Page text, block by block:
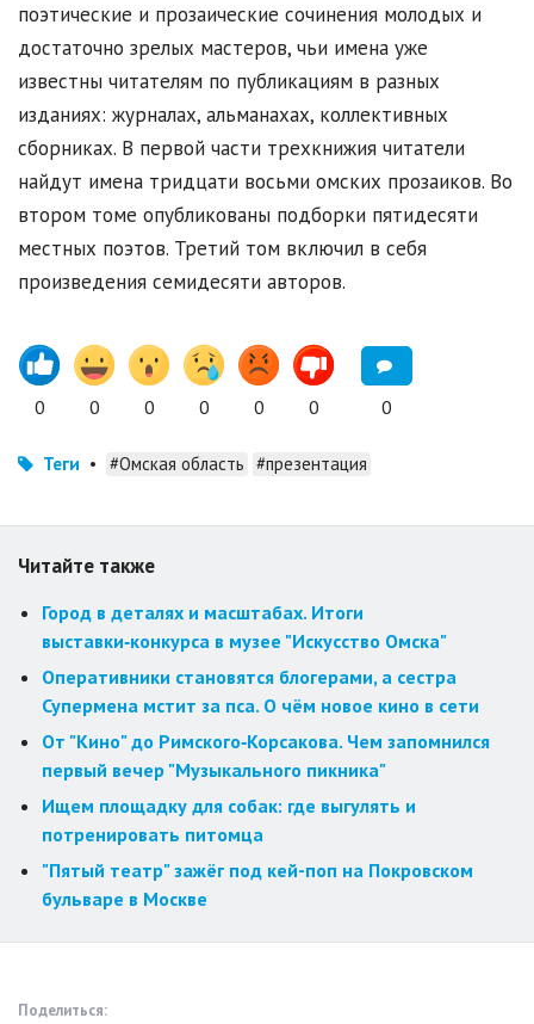
поэтические и прозаические сочинения молодых и
достаточно зрелых мастеров, чьи имена уже
известны читателям по публикациям в разных
изданиях: журналах, альманахах, коллективных
сборниках. В первой части трехкнижия читатели
найдут имена тридцати восьми омских прозаиков. Во
втором томе опубликованы подборки пятидесяти
местных поэтов. Третий том включил в себя
произведения семидесяти авторов.
0 0 0 0 0 0 0
Теги • #Омская область #презентация
Читайте также
Город в деталях и масштабах. Итоги
выставки‑конкурса в музее "Искусство Омска"
Оперативники становятся блогерами, а сестра
Супермена мстит за пса. О чём новое кино в сети
От "Кино" до Римского‑Корсакова. Чем запомнился
первый вечер "Музыкального пикника"
Ищем площадку для собак: где выгулять и
потренировать питомца
"Пятый театр" зажёг под кей-поп на Покровском
бульваре в Москве
Поделиться: